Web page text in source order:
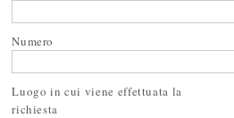
Numero
Luogo in cui viene effettuata la
richiesta